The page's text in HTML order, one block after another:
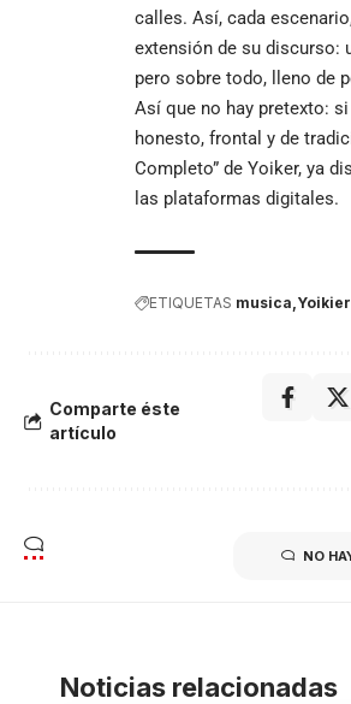
calles. Así, cada
extensión de su discurso:
pero sobre todo, lleno de
Así que no hay pretexto:
honesto, frontal y de
Completo” de Yoiker, ya
las plataformas digitales.
ETIQUETAS musica Yoikier
Comparte éste
artículo
NO
Noticias relacionadas